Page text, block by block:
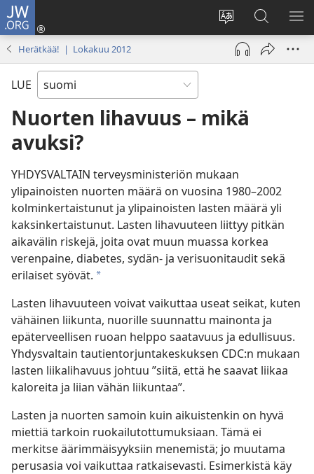
JW.ORG
Vaihda
sivuston
kieli
Kirjaudu
(avaa
uuden
ikkunan)
Hae
JW.ORG-
sivustolta
Herätkää! | Lokakuu 2012
LUE
Nuorten lihavuus – mikä
avuksi?
YHDYSVALTAIN terveysministeriön mukaan
ylipainoisten nuorten määrä on vuosina 1980–2002
kolminkertaistunut ja ylipainoisten lasten määrä yli
kaksinkertaistunut. Lasten lihavuuteen liittyy pitkän
aikavälin riskejä, joita ovat muun muassa korkea
verenpaine, diabetes, sydän- ja verisuonitaudit sekä
erilaiset syövät. *
Lasten lihavuuteen voivat vaikuttaa useat seikat, kuten
vähäinen liikunta, nuorille suunnattu mainonta ja
epäterveellisen ruoan helppo saatavuus ja edullisuus.
Yhdysvaltain tautientorjuntakeskuksen CDC:n mukaan
lasten liikalihavuus johtuu ”siitä, että he saavat liikaa
kaloreita ja liian vähän liikuntaa”.
Lasten ja nuorten samoin kuin aikuistenkin on hyvä
miettiä tarkoin ruokailutottumuksiaan. Tämä ei
merkitse äärimmäisyyksiin menemistä; jo muutama
perusasia voi vaikuttaa ratkaisevasti. Esimerkistä käy